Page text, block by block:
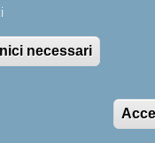
accessibilità
necessari